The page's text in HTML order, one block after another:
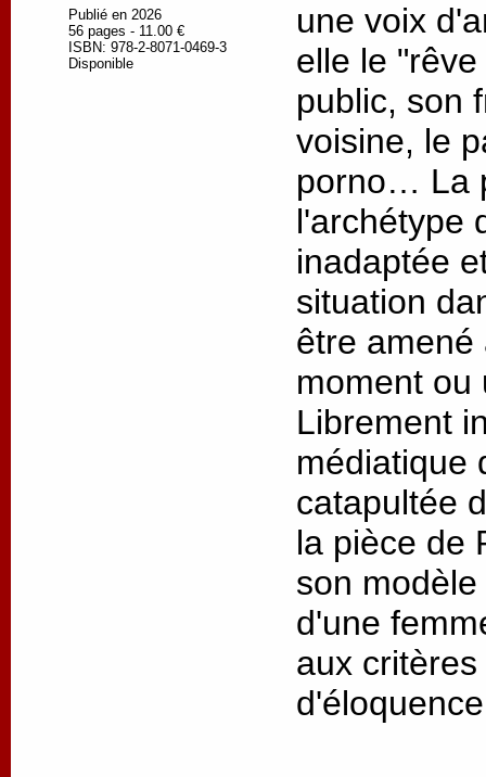
Publié en 2026
56 pages - 11.00 €
ISBN: 978-2-8071-0469-3
Disponible
une voix
elle le
public, son
voisine, le
porno… La
l'archétype
inadaptée
situation
être amené
moment ou
Librement
médiatique
catapultée
la pièce de
son
d'une
aux